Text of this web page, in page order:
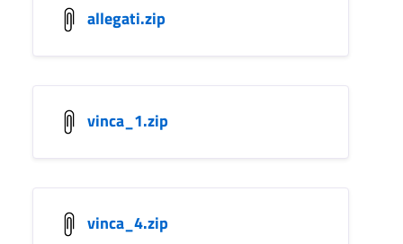
allegati.zip
vinca_1.zip
vinca_4.zip